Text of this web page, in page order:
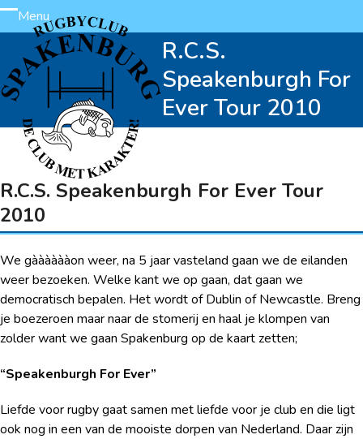
Skip
to
content
Menu
Open
mobile
menu
Close
mobile
menu
R.C.S.
Speakenburgh For
Ever Tour 2010
R.C.S. Speakenburgh For Ever Tour
2010
We gààààààon weer, na 5 jaar vasteland gaan we de eilanden
weer bezoeken. Welke kant we op gaan, dat gaan we
democratisch bepalen. Het wordt of Dublin of Newcastle. Breng
je boezeroen maar naar de stomerij en haal je klompen van
zolder want we gaan Spakenburg op de kaart zetten;
“Speakenburgh For Ever”
Liefde voor rugby gaat samen met liefde voor je club en die ligt
ook nog in een van de mooiste dorpen van Nederland. Daar zijn